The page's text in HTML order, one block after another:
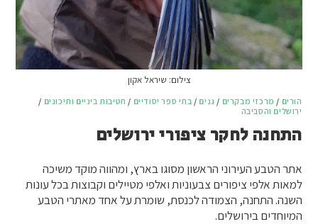
צילום: שיראל אקון
הורים / מרכזי מבקרים / גנים / בתי ספר יסודיים / חטיבות ביניים ותיכונים /
ירושלים והסביבה
התחנה לחקר ציפורי ירושלים
אתר הטבע העירוני הראשון מסוגו בארץ, ומהווה מוקד משיכה
למאות אלפי ציפורים צבעוניות ואלפי מטיילים וקבוצות בכל עונות
השנה. התחנה, הצמודה לכנסת, שומרת על אחד מאתרי הטבע
המיוחדים בירושלים.